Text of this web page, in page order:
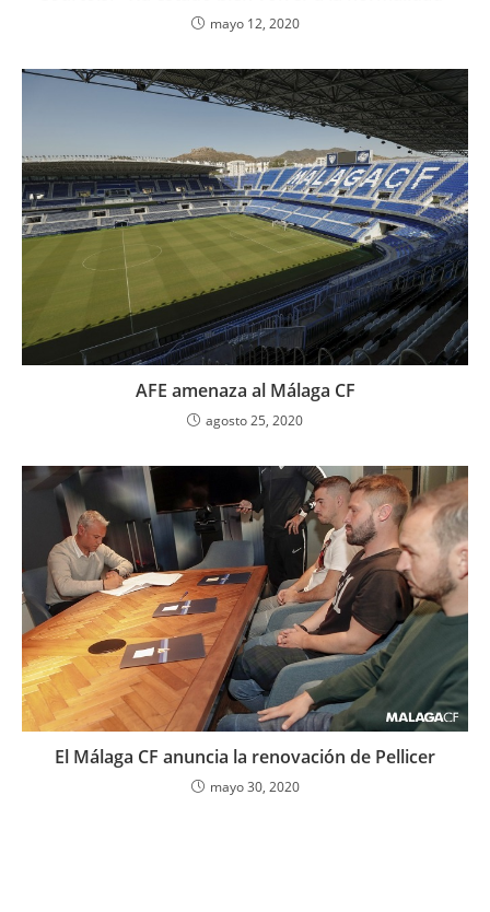
mayo 12, 2020
AFE amenaza al Málaga CF
agosto 25, 2020
El Málaga CF anuncia la renovación de Pellicer
mayo 30, 2020